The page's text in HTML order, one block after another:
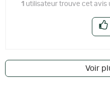
1 utilisateur trouve cet avis
Voir